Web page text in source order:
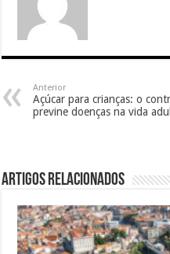
Anterior
Açúcar para crianças: o
previne doenças na vida
Artigos relacionados